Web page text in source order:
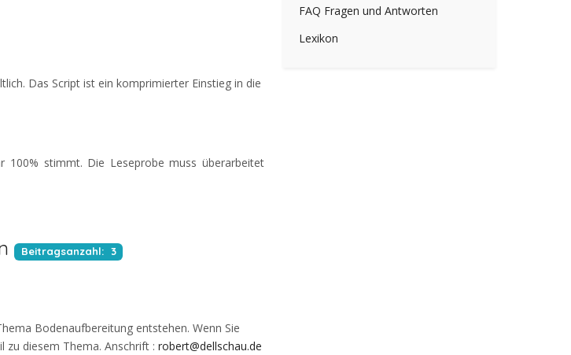
Das Script ist ein komprimierter Einstieg in die
stimmt. Die Leseprobe muss überarbeitet
Beitragsanzahl: 3
Bodenaufbereitung entstehen. Wenn Sie
zu diesem Thema. Anschrift : robert@dellschau.de
FAQ Fragen und Antworten
Lexikon